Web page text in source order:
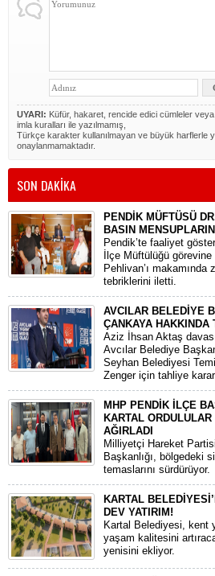
UYARI: Küfür, hakaret, rencide edici cümleler veya
imla kuralları ile yazılmamış,
Türkçe karakter kullanılmayan ve büyük harflerle
onaylanmamaktadır.
SON DAKİKA
PENDİK MÜFTÜSÜ
BASIN
​Pendik’te faaliyet
İlçe Müftülüğü
Pehlivan’ı
tebriklerini iletti.
AVCILAR BELEDİYE
ÇANKAYA HAKKINDA
​Aziz İhsan Aktaş
Avcılar Belediye
Seyhan Belediyesi
Zenger için tahliye
MHP PENDİK İLÇE
KARTAL ORDULULAR
AĞIRLADI
​Milliyetçi Hareket
Başkanlığı, bölgedeki
temaslarını sürdürüyor.
KARTAL
DEV YATIRIM!
Kartal Belediyesi, kent
yaşam kalitesini
yenisini ekliyor.